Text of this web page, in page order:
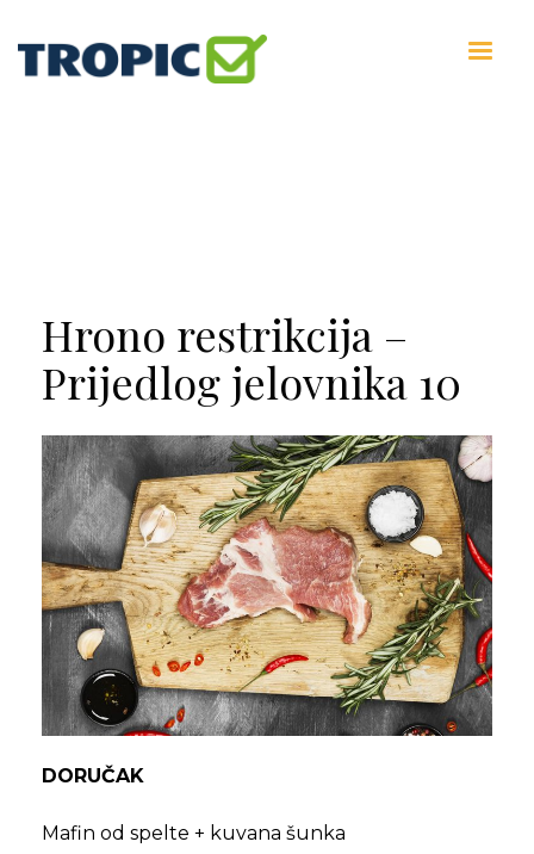
Hrono restrikcija –
Prijedlog jelovnika 10
DORUČAK
Mafin od spelte + kuvana šunka